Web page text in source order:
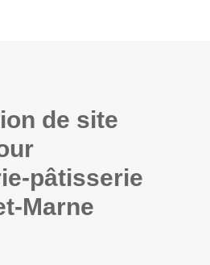
de site
pâtisserie
Marne